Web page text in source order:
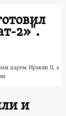
2»".
царем Иракли II, а
и